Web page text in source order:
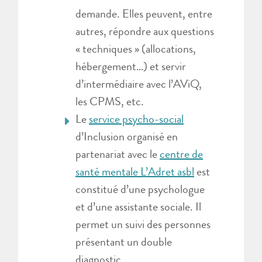
demande. Elles peuvent, entre
autres, répondre aux questions
« techniques » (allocations,
hébergement…) et servir
d’intermédiaire avec l’AViQ,
les CPMS, etc.
Le service psycho-social
d’Inclusion organisé en
partenariat avec le centre de
santé mentale L’Adret asbl est
constitué d’une psychologue
et d’une assistante sociale. Il
permet un suivi des personnes
présentant un double